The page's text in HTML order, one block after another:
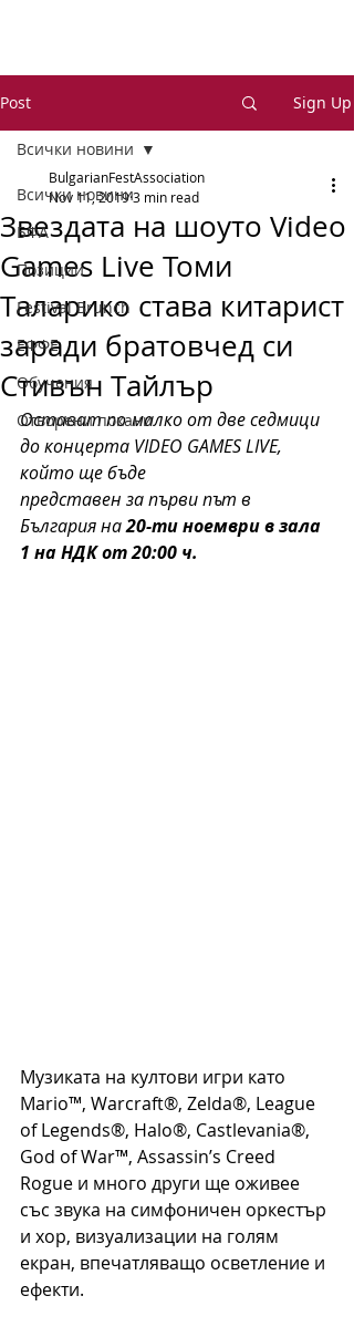
Post Sign Up
Всички новини
БФА
Позиции
Festival Brunch
ЕФФЕ
Обучения
Отворени покани
Всички новини
Звездата на шоуто Video
Games Live Томи
Таларико става китарист
заради братовчед си
Стивън Тайлър
BulgarianFestAssociation
Nov 11, 20193 min read
Остават по-малко от две седмици
до концерта VIDEO GAMES LIVE,
който ще бъде
представен за първи път в
България на 20-ти ноември в зала
1 на НДК от 20:00 ч.
Музиката на култови игри като
Mario™, Warcraft®, Zelda®, League
of Legends®, Halo®, Castlevania®,
God of War™, Assassin’s Creed
Rogue и много други ще оживее
със звука на симфоничен оркестър
и хор, визуализации на голям
екран, впечатляващо осветление и
ефекти.